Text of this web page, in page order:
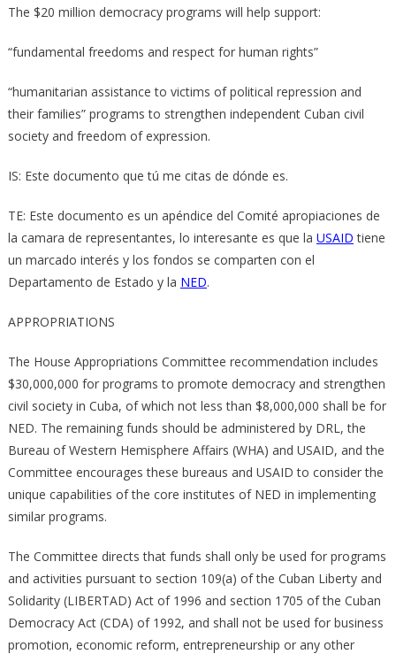
The $20 million democracy programs will help support:
“fundamental freedoms and respect for human rights”
“humanitarian assistance to victims of political repression and
their families” programs to strengthen independent Cuban civil
society and freedom of expression.
IS: Este documento que tú me citas de dónde es.
TE: Este documento es un apéndice del Comité apropiaciones de
la camara de representantes, lo interesante es que la USAID tiene
un marcado interés y los fondos se comparten con el
Departamento de Estado y la NED.
APPROPRIATIONS
The House Appropriations Committee recommendation includes
$30,000,000 for programs to promote democracy and strengthen
civil society in Cuba, of which not less than $8,000,000 shall be for
NED. The remaining funds should be administered by DRL, the
Bureau of Western Hemisphere Affairs (WHA) and USAID, and the
Committee encourages these bureaus and USAID to consider the
unique capabilities of the core institutes of NED in implementing
similar programs.
The Committee directs that funds shall only be used for programs
and activities pursuant to section 109(a) of the Cuban Liberty and
Solidarity (LIBERTAD) Act of 1996 and section 1705 of the Cuban
Democracy Act (CDA) of 1992, and shall not be used for business
promotion, economic reform, entrepreneurship or any other